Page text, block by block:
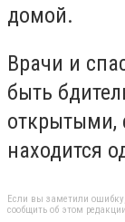
домой.
Врачи и
быть
открытыми,
находится
Если вы заметили
сообщить об этом редакции